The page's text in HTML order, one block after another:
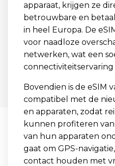
apparaat, krijgen ze
betrouwbare en
in heel Europa. De
voor naadloze
netwerken, wat een
Bovendien is de eSIM
compatibel met de
en apparaten, zodat
kunnen profiteren
van hun apparaten
gaat om GPS-
contact houden met